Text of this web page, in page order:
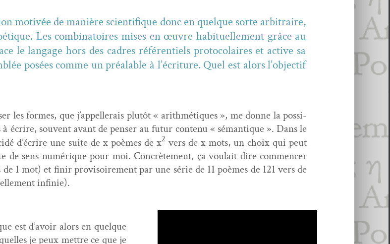
motivée de manière sci­en­tifique donc en quelque sorte arbi­traire,
Les com­bi­na­toires mis­es en œuvre habituelle­ment grâce au
le lan­gage hors des cadres référen­tiels pro­to­co­laires et active sa
posées comme un préal­able à l’écriture. Quel est alors l’objectif
les formes, que j’appellerais plutôt « arith­mé­tiques », me donne la pos­si­
écrire, sou­vent avant de penser au futur con­tenu « séman­tique ». Dans le
d’écrire une suite de x poèmes de x2 vers de x mots, un choix qui peut
de sens numérique pour moi. Con­crète­ment, ça voulait dire com­mencer
1 mot) et finir pro­vi­soire­ment par une série de 11 poèmes de 121 vers de
infinie).
est d’avoir alors en quelque
je peux met­tre ce que je